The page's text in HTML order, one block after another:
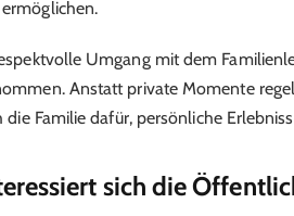
Umgang mit dem
Anstatt private Momente
die Familie dafür, persönliche
sich die